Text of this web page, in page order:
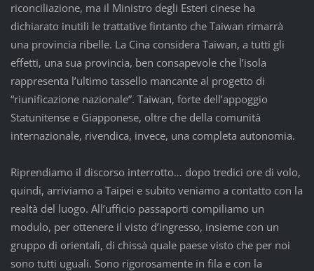
riconciliazione, ma il Ministro degli Esteri cinese ha
dichiarato inutili le trattative fintanto che Taiwan rimarrà
una provincia ribelle. La Cina considera Taiwan, a tutti gli
effetti, una sua provincia, ben consapevole che l’isola
rappresenta l’ultimo tassello mancante al progetto di
“riunificazione nazionale”. Taiwan, forte dell’appoggio
Statunitense e Giapponese, oltre che della comunità
internazionale, rivendica, invece, una completa autonomia.
Riprendiamo il discorso interrotto… dopo tredici ore di volo,
quindi, arriviamo a Taipei e subito veniamo a contatto con la
realtà del luogo. All’ufficio passaporti compiliamo un
modulo, per ottenere il visto d’ingresso, insieme con un
gruppo di orientali, di chissà quale paese visto che per noi
sono tutti uguali. Sono rigorosamente in fila e con la